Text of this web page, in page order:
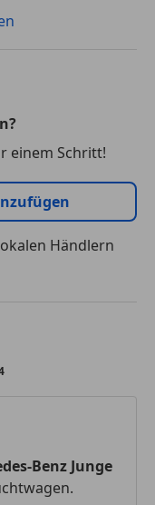
einem Schritt!
Händlern
Benz Junge